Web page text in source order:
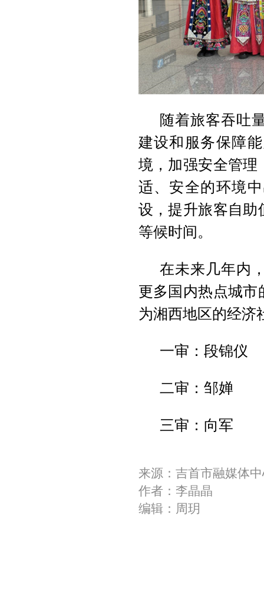
随着旅客吞吐
建设和服务保障
境，加强安全管理
适、安全的环境
设，提升旅客自助
等候时间。
在未来几年内
更多国内热点城
为湘西地区的经济
一审：段锦仪
二审：邹婵
三审：向军
来源：吉首市融媒体
作者：李晶晶
编辑：周玥